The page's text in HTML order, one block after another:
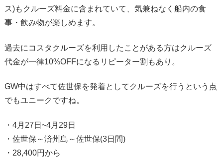
ス)もクルーズ料金に含まれていて、気兼ねなく船内の食
事・飲み物が楽しめます。
過去にコスタクルーズを利用したことがある方はクルーズ
代金が一律10%OFFになるリピーター割もあり。
GW中はすべて佐世保を発着としてクルーズを行うという点
でもユニークですね。
・4月27日~4月29日
・佐世保～済州島～佐世保(3日間)
・28,400円から